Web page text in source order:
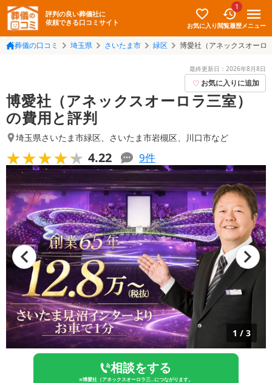
評判の良い葬儀社に
依頼できる口コミサイト
お気に入り
1
閲覧履歴メニュー
葬儀の口コミ 埼玉県 さいたま市 緑区 博愛社（アネックスオーロ
最終更新日： 2026年8月8日
お気に入りに追加
博愛社（アネックスオーロラ三室）
の費用と評判
埼玉県さいたま市緑区、 さいたま市岩槻区、 川口市など
★★★★★
★★★★★ 4.22 9件
1 / 3
相談をする
※博愛社（アネックスオーロラ三... につながります。